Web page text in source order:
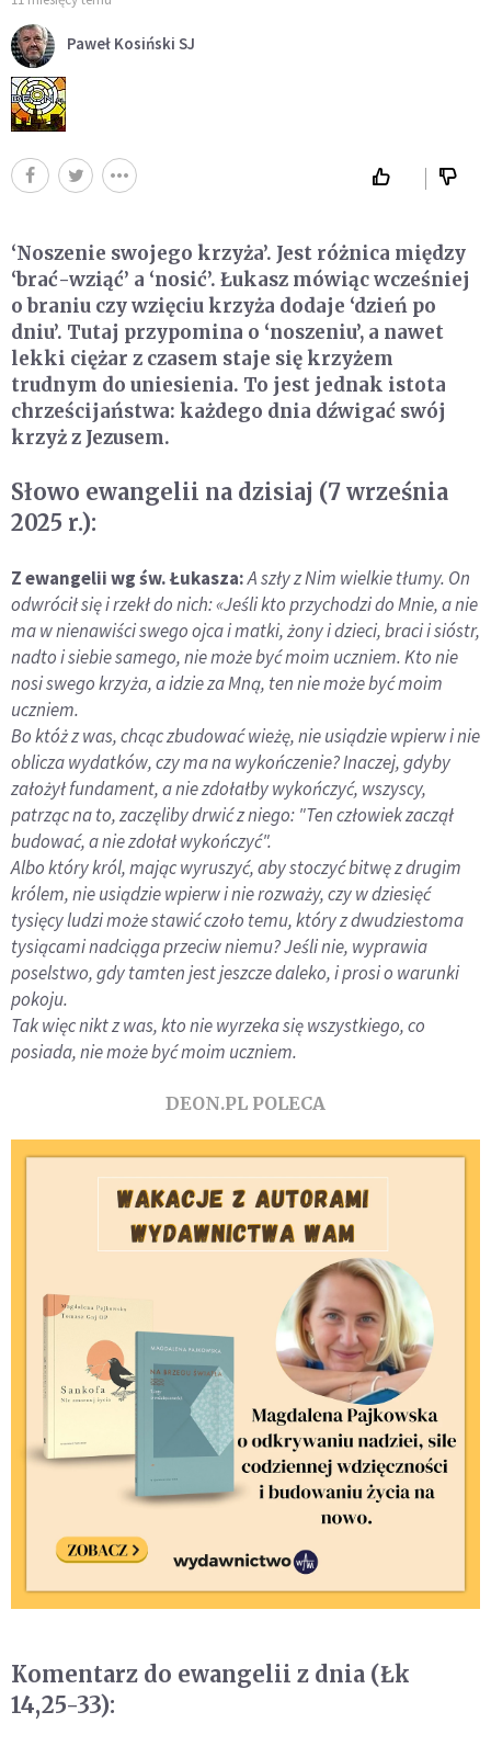
Paweł Kosiński SJ
‘Noszenie swojego krzyża’. Jest różnica między
‘brać-wziąć’ a ‘nosić’. Łukasz mówiąc wcześniej
o braniu czy wzięciu krzyża dodaje ‘dzień po
dniu’. Tutaj przypomina o ‘noszeniu’, a nawet
lekki ciężar z czasem staje się krzyżem
trudnym do uniesienia. To jest jednak istota
chrześcijaństwa: każdego dnia dźwigać swój
krzyż z Jezusem.
Słowo ewangelii na dzisiaj (7 września
2025 r.):
Z ewangelii wg św. Łukasza:A szły z Nim wielkie tłumy. On
odwrócił się i rzekł do nich: «Jeśli kto przychodzi do Mnie, a nie
ma w nienawiści swego ojca i matki, żony i dzieci, braci i sióstr,
nadto i siebie samego, nie może być moim uczniem. Kto nie
nosi swego krzyża, a idzie za Mną, ten nie może być moim
uczniem.
Bo któż z was, chcąc zbudować wieżę, nie usiądzie wpierw i nie
oblicza wydatków, czy ma na wykończenie? Inaczej, gdyby
założył fundament, a nie zdołałby wykończyć, wszyscy,
patrząc na to, zaczęliby drwić z niego: "Ten człowiek zaczął
budować, a nie zdołał wykończyć".
Albo który król, mając wyruszyć, aby stoczyć bitwę z drugim
królem, nie usiądzie wpierw i nie rozważy, czy w dziesięć
tysięcy ludzi może stawić czoło temu, który z dwudziestoma
tysiącami nadciąga przeciw niemu? Jeśli nie, wyprawia
poselstwo, gdy tamten jest jeszcze daleko, i prosi o warunki
pokoju.
Tak więc nikt z was, kto nie wyrzeka się wszystkiego, co
posiada, nie może być moim uczniem.
DEON.PL POLECA
Komentarz do ewangelii z dnia (Łk
14,25-33):